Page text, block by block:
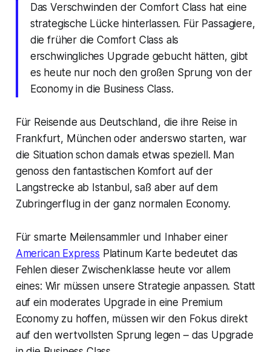
Das Verschwinden der Comfort Class hat eine
strategische Lücke hinterlassen. Für Passagiere,
die früher die Comfort Class als
erschwingliches Upgrade gebucht hätten, gibt
es heute nur noch den großen Sprung von der
Economy in die Business Class.
Für Reisende aus Deutschland, die ihre Reise in
Frankfurt, München oder anderswo starten, war
die Situation schon damals etwas speziell. Man
genoss den fantastischen Komfort auf der
Langstrecke ab Istanbul, saß aber auf dem
Zubringerflug in der ganz normalen Economy.
Für smarte Meilensammler und Inhaber einer
American Express Platinum Karte bedeutet das
Fehlen dieser Zwischenklasse heute vor allem
eines: Wir müssen unsere Strategie anpassen. Statt
auf ein moderates Upgrade in eine Premium
Economy zu hoffen, müssen wir den Fokus direkt
auf den wertvollsten Sprung legen – das Upgrade